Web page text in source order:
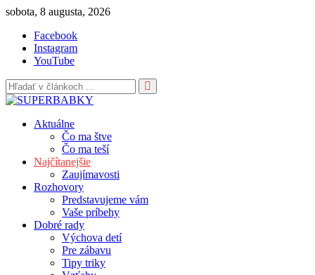
Skip
content
sobota, 8 augusta, 2026
Facebook
Instagram
YouTube
Aktuálne
Čo ma štve
Čo ma teší
Najčítanejšie
Zaujímavosti
Rozhovory
Predstavujeme vám
Vaše príbehy
Dobré rady
Výchova detí
Pre zábavu
Tipy triky